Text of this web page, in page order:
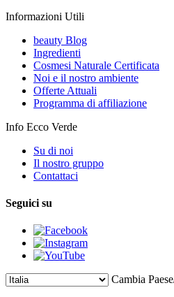
Informazioni Utili
beauty Blog
Ingredienti
Cosmesi Naturale Certificata
Noi e il nostro ambiente
Offerte Attuali
Programma di affiliazione
Info Ecco Verde
Su di noi
Il nostro gruppo
Contattaci
Seguici su
Cambia